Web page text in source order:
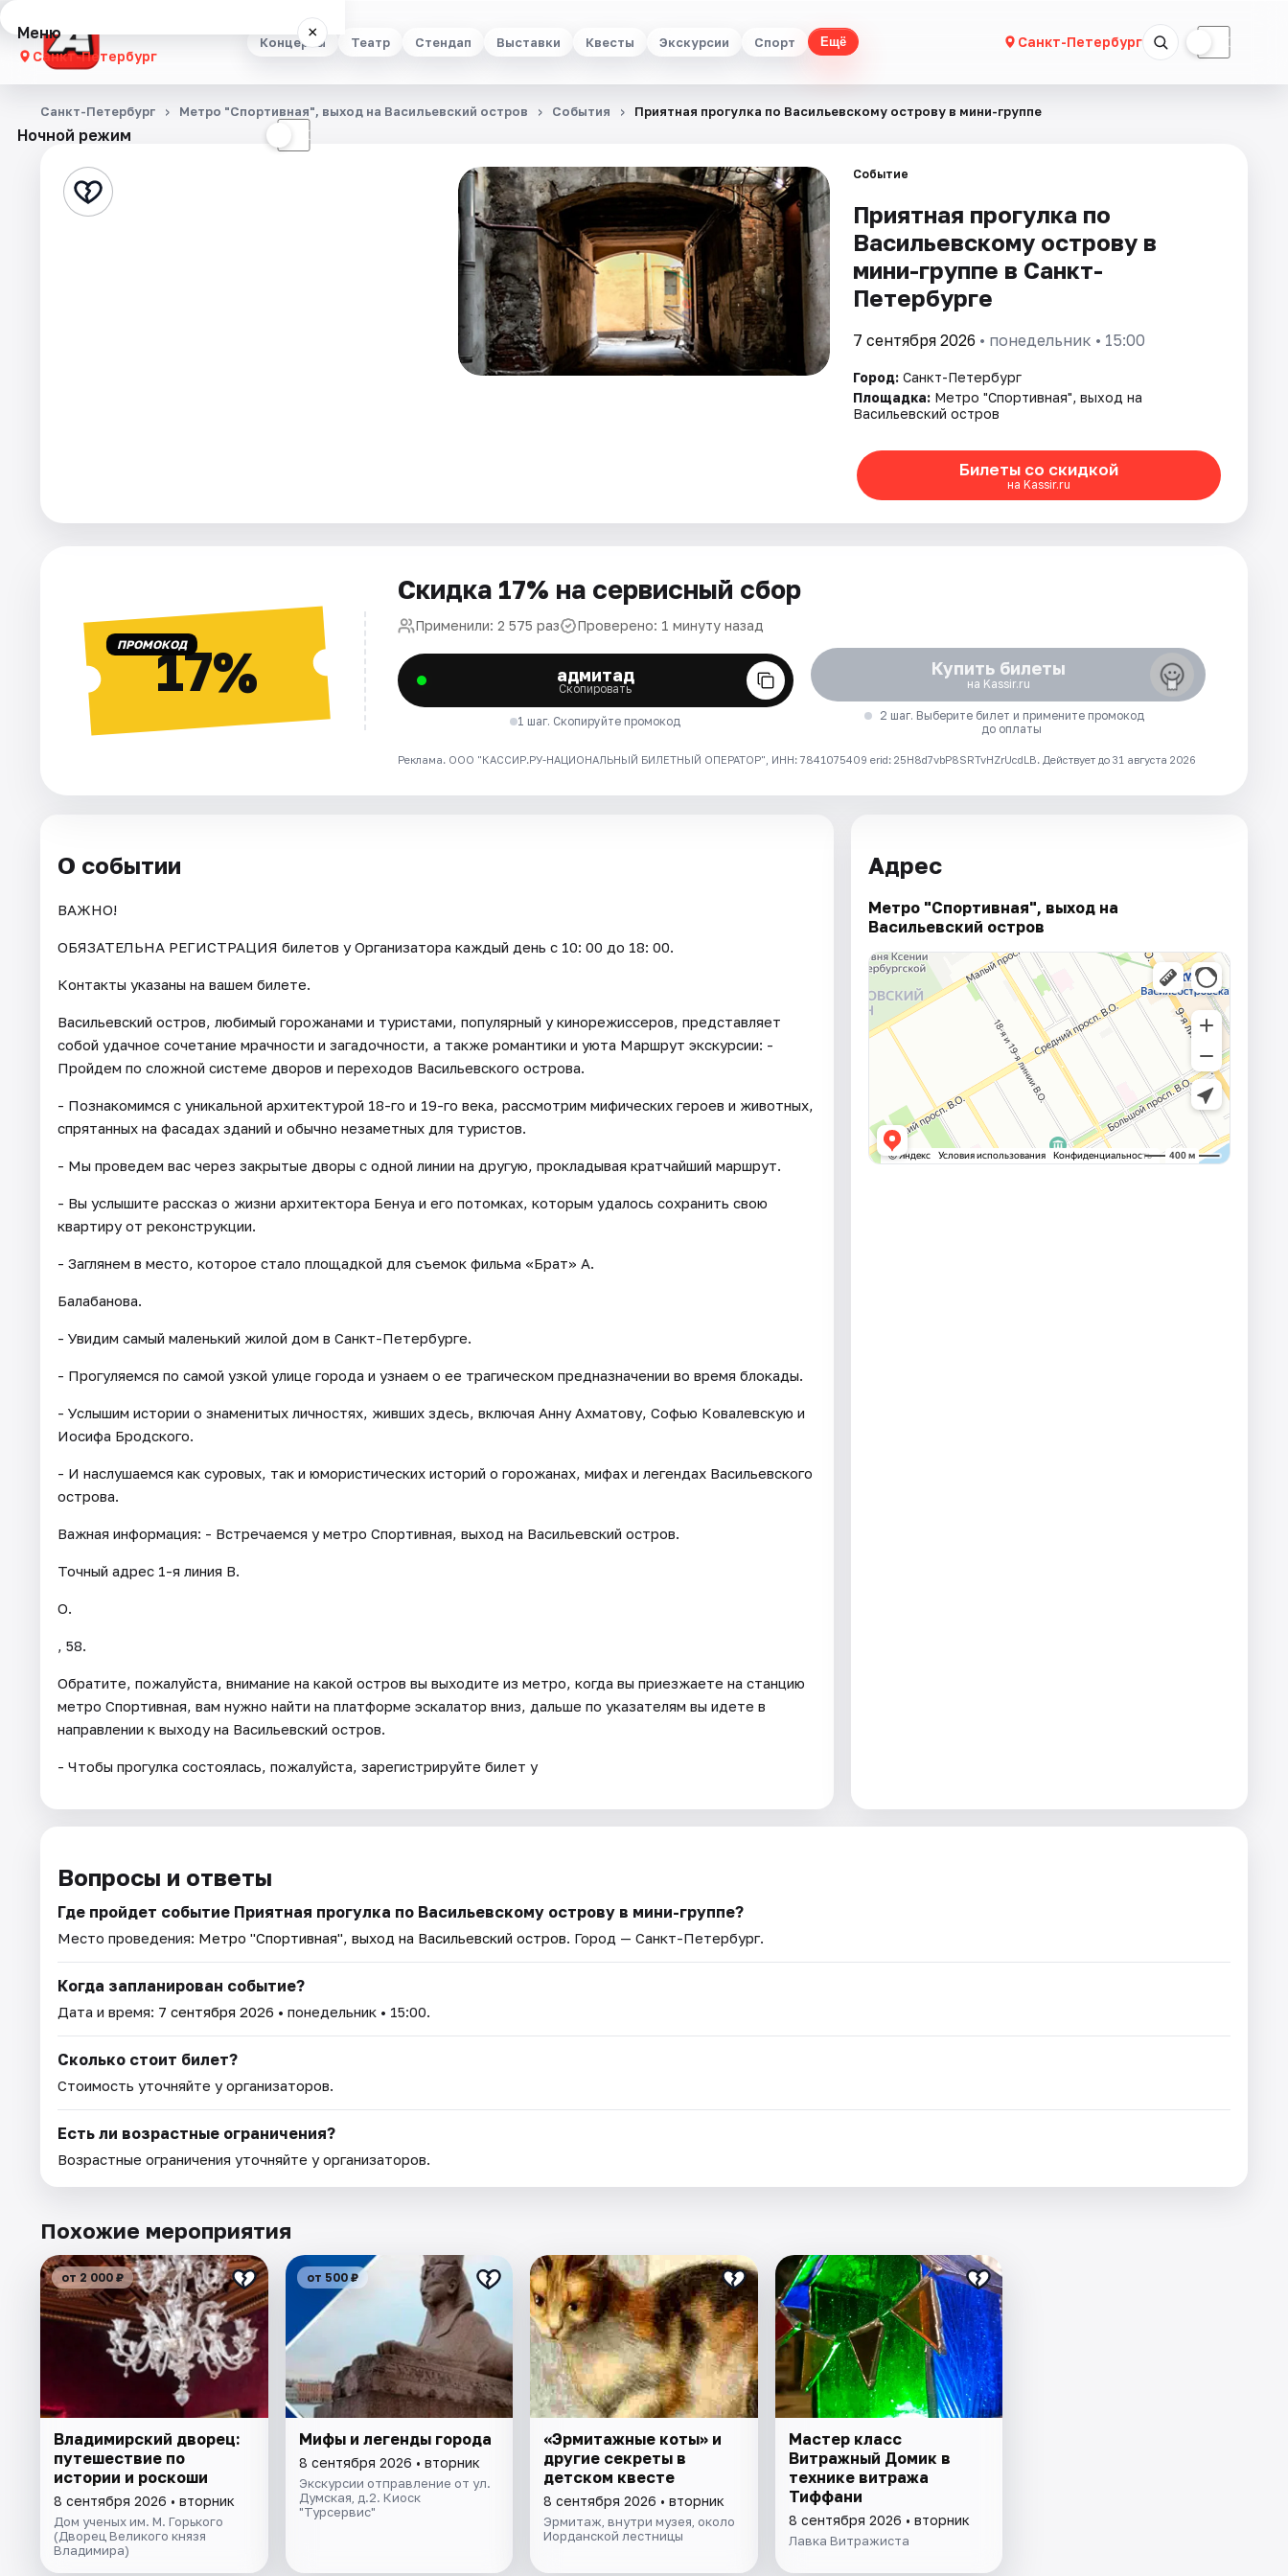
Концерты Театр Стендап Выставки Квесты Экскурсии Спорт Ещё Санкт-Петербург ☾
Меню ×
Санкт-Петербург
Концерты
Стендап
Площадки
Ночной режим ☾
Санкт-Петербург Метро "Спортивная", выход на Васильевский остров События Приятная прогулка по Васильевскому острову в мини-группе
Событие
Приятная прогулка по
Васильевскому острову в
мини-группе в Санкт-
Петербурге
7 сентября 2026 • понедельник • 15:00
Город: Санкт-Петербург
Площадка: Метро "Спортивная", выход на
Васильевский остров
Билеты со скидкой
на Kassir.ru
ПРОМОКОД17%
Скидка 17% на сервисный сбор
Применили: 2 575 раз Проверено: 1 минуту назад
адмитад
Скопировать
1 шаг. Скопируйте промокод
Купить билеты
на Kassir.ru
2 шаг. Выберите билет и примените промокод
до оплаты
Реклама. ООО "КАССИР.РУ-НАЦИОНАЛЬНЫЙ БИЛЕТНЫЙ ОПЕРАТОР", ИНН: 7841075409 erid: 25H8d7vbP8SRTvHZrUcdLB. Действует до 31 августа 2026
О событии
ВАЖНО!
ОБЯЗАТЕЛЬНА РЕГИСТРАЦИЯ билетов у Организатора каждый день c 10: 00 до 18: 00.
Контакты указаны на вашем билете.
Васильевский остров, любимый горожанами и туристами, популярный у кинорежиссеров, представляет
собой удачное сочетание мрачности и загадочности, а также романтики и уюта Маршрут экскурсии: -
Пройдем по сложной системе дворов и переходов Васильевского острова.
- Познакомимся с уникальной архитектурой 18-го и 19-го века, рассмотрим мифических героев и животных,
спрятанных на фасадах зданий и обычно незаметных для туристов.
- Мы проведем вас через закрытые дворы с одной линии на другую, прокладывая кратчайший маршрут.
- Вы услышите рассказ о жизни архитектора Бенуа и его потомках, которым удалось сохранить свою
квартиру от реконструкции.
- Заглянем в место, которое стало площадкой для съемок фильма «Брат» А.
Балабанова.
- Увидим самый маленький жилой дом в Санкт-Петербурге.
- Прогуляемся по самой узкой улице города и узнаем о ее трагическом предназначении во время блокады.
- Услышим истории о знаменитых личностях, живших здесь, включая Анну Ахматову, Софью Ковалевскую и
Иосифа Бродского.
- И наслушаемся как суровых, так и юмористических историй о горожанах, мифах и легендах Васильевского
острова.
Важная информация: - Встречаемся у метро Спортивная, выход на Васильевский остров.
Точный адрес 1-я линия В.
О.
, 58.
Обратите, пожалуйста, внимание на какой остров вы выходите из метро, когда вы приезжаете на станцию
метро Спортивная, вам нужно найти на платформе эскалатор вниз, дальше по указателям вы идете в
направлении к выходу на Васильевский остров.
- Чтобы прогулка состоялась, пожалуйста, зарегистрируйте билет у
Адрес
Метро "Спортивная", выход на
Васильевский остров
Вопросы и ответы
Где пройдет событие Приятная прогулка по Васильевскому острову в мини-группе?
Место проведения: Метро "Спортивная", выход на Васильевский остров. Город — Санкт-Петербург.
Когда запланирован событие?
Дата и время: 7 сентября 2026 • понедельник • 15:00.
Сколько стоит билет?
Стоимость уточняйте у организаторов.
Есть ли возрастные ограничения?
Возрастные ограничения уточняйте у организаторов.
Похожие мероприятия
от 2 000 ₽
Владимирский дворец:
путешествие по
истории и роскоши
8 сентября 2026 • вторник
Дом ученых им. М. Горького
(Дворец Великого князя
Владимира)
от 500 ₽
Мифы и легенды города
8 сентября 2026 • вторник
Экскурсии отправление от ул.
Думская, д.2. Киоск
"Турсервис"
«Эрмитажные коты» и
другие секреты в
детском квесте
8 сентября 2026 • вторник
Эрмитаж, внутри музея, около
Иорданской лестницы
Мастер класс
Витражный Домик в
технике витража
Тиффани
8 сентября 2026 • вторник
Лавка Витражиста